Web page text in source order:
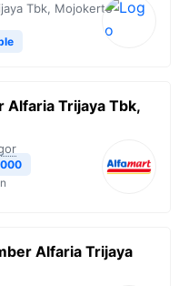
Tbk, Mojokerto
Alfaria Trijaya Tbk,
Alfaria Trijaya